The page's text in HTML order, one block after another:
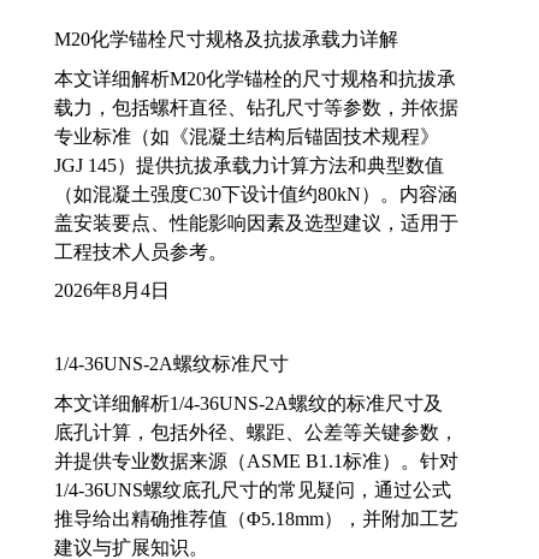
M20化学锚栓尺寸规格及抗拔承载力详解
本文详细解析M20化学锚栓的尺寸规格和抗拔承
载力，包括螺杆直径、钻孔尺寸等参数，并依据
专业标准（如《混凝土结构后锚固技术规程》
JGJ 145）提供抗拔承载力计算方法和典型数值
（如混凝土强度C30下设计值约80kN）。内容涵
盖安装要点、性能影响因素及选型建议，适用于
工程技术人员参考。
2026年8月4日
1/4-36UNS-2A螺纹标准尺寸
本文详细解析1/4-36UNS-2A螺纹的标准尺寸及
底孔计算，包括外径、螺距、公差等关键参数，
并提供专业数据来源（ASME B1.1标准）。针对
1/4-36UNS螺纹底孔尺寸的常见疑问，通过公式
推导给出精确推荐值（Φ5.18mm），并附加工艺
建议与扩展知识。